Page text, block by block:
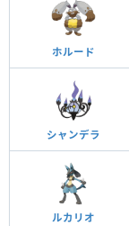
ホルード
シャンデラ
ルカリオ